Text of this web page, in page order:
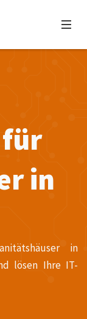
für
in
in
lösen Ihre IT-